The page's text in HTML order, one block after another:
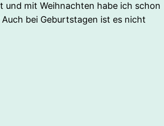
und mit Weihnachten habe ich schon
bei Geburtstagen ist es nicht